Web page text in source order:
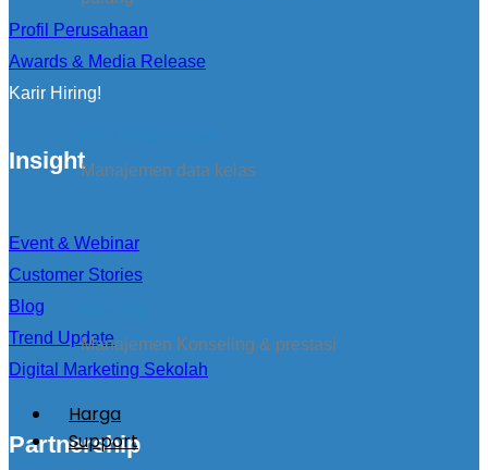
Manajemen data kelas
Manajemen Konseling & prestasi
Harga
Support
Profil Perusahaan
Awards & Media Release
Karir Hiring!
Insight
Event & Webinar
Customer Stories
Blog
Trend Update
Digital Marketing Sekolah
Partnership